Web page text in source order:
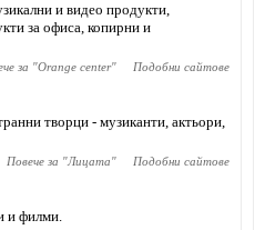
и видео продукти,
за офиса, копирни и
за "Orange center" Подобни сайтове
творци - музиканти, актьори,
Повече за "Лицата" Подобни сайтове
и филми.